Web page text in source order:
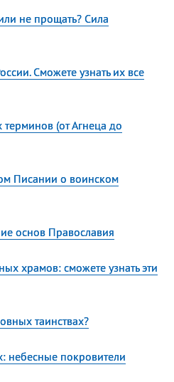
не прощать? Сила
Сможете узнать их все
(от Агнеца до
Писании о воинском
основ Православия
храмов: сможете узнать эти
таинствах?
небесные покровители